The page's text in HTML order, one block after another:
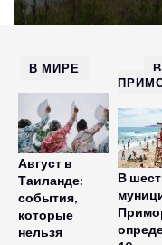
В МИРЕ
Август в
Таиланде:
события,
которые
нельзя
В
В